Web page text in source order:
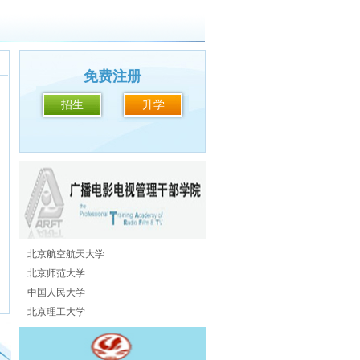
免费注册
招生 升学
北京航空航天大学
北京师范大学
中国人民大学
北京理工大学